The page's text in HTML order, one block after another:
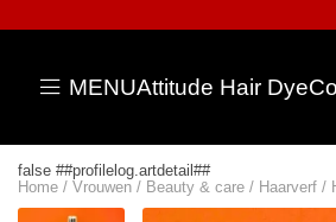
MENUAttitude Hair Dye
false ##profilelog.artdetail##
Home / Vrouwen / Beauty & care / Haarverf /